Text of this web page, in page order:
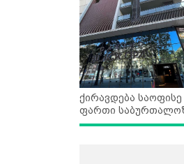
ქირავდება საოფისე
ფართი